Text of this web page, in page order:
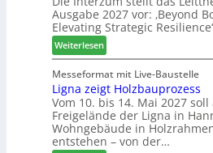
e
r
u
n
g
e
n
g
:
e
u
e
r
V
o
r
t
-
V
o
r
s
t
a
n
d
Ausgabe 2027 vor: ‚Beyond
Elevating Strategic
Weiterlesen:
L
e
i
t
t
h
e
Messeformat mit Live-Baustelle
Ligna zeigt Holzbauprozess
Vom 10. bis 14. Mai 2027
Freigelände der Ligna in
Wohngebäude in
entstehen – von der…